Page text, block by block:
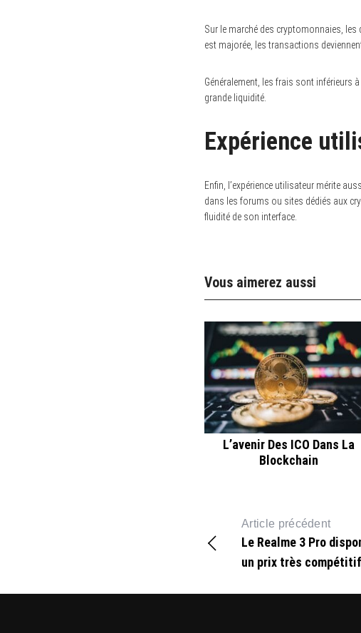
Sur le marché des cryptomonnaies,
est majorée, les transactions
Généralement, les frais sont inférieurs
grande liquidité.
Expérience
Enfin, l’expérience utilisateur mérite
dans les forums ou sites dédiés aux
fluidité de son interface.
Vous aimerez aussi
L’avenir Des ICO Dans La
Blockchain
Article précédent
Le Realme 3 Pro
un prix très compétitif